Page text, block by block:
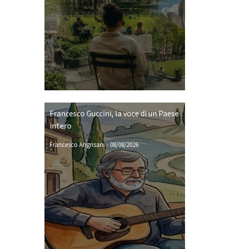
Francesco Guccini, la voce di un Paese
intero
Francesco Angrisani-08/08/2026